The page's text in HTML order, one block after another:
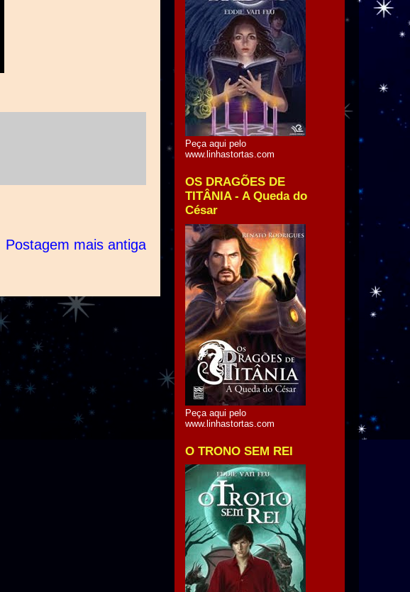
Postagem mais antiga
Peça aqui pelo
www.linhastortas.com
OS DRAGÕES DE
TITÂNIA - A Queda do
César
Peça aqui pelo
www.linhastortas.com
O TRONO SEM REI